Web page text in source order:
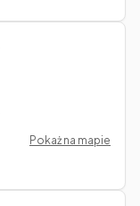
Pokaż na mapie